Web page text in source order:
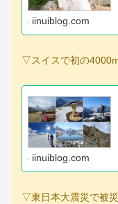
iinuiblog.com
▽スイスで初の
iinuiblog.com
▽東日本大震災で被